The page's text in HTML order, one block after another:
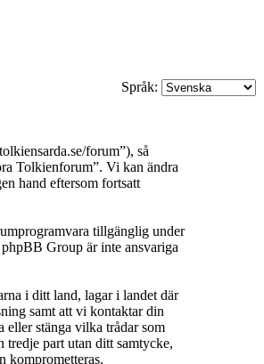
Språk:
forum”), så
Tolkienforum”. Vi kan ändra
hand eftersom fortsatt
tillgänglig under
Group är inte ansvariga
i ditt land, lagar i landet där
samt att vi kontaktar din
eller stänga vilka trådar som
tredje part utan ditt samtycke,
komprometteras.